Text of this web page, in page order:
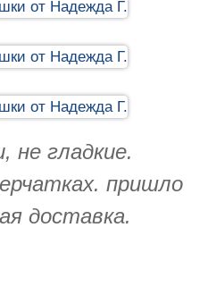
не гладкие.
пришло
доставка.